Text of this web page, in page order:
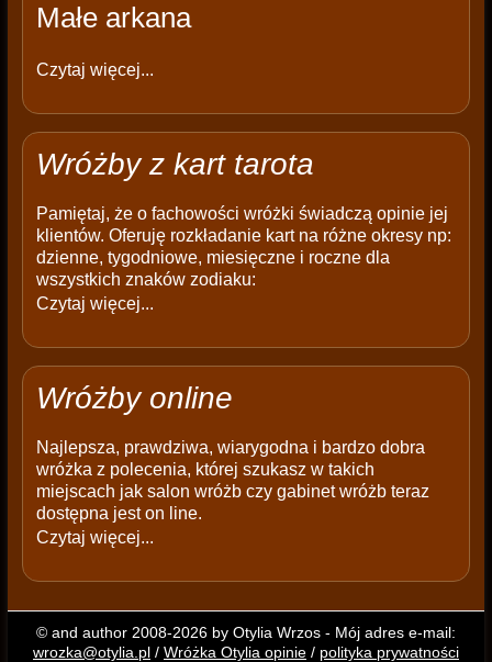
Małe arkana
Czytaj więcej...
Wróżby z kart tarota
Pamiętaj, że o fachowości wróżki świadczą opinie jej
klientów. Oferuję rozkładanie kart na różne okresy np:
dzienne, tygodniowe, miesięczne i roczne dla
wszystkich znaków zodiaku:
Czytaj więcej...
Wróżby online
Najlepsza, prawdziwa, wiarygodna i bardzo dobra
wróżka z polecenia, której szukasz w takich
miejscach jak salon wróżb czy gabinet wróżb teraz
dostępna jest on line.
Czytaj więcej...
© and author 2008-2026 by Otylia Wrzos - Mój adres e-mail:
wrozka@otylia.pl/ Wróżka Otylia opinie/ polityka prywatności